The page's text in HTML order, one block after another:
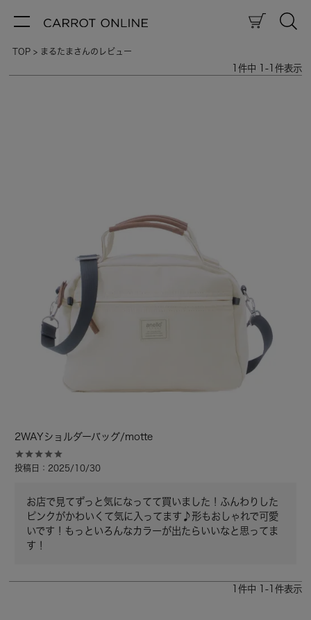
TOP まるたまさんのレビュー
件中 -1 件表示
2WAYショルダーバッグ/motte
投稿日 2025/10/30
お店で見てずっと気になってて買いました！ふんわりした
ピンクがかわいくて気に入ってます♪形もおしゃれで可愛
いです！もっといろんなカラーが出たらいいなと思ってま
す！
件中 -1 件表示